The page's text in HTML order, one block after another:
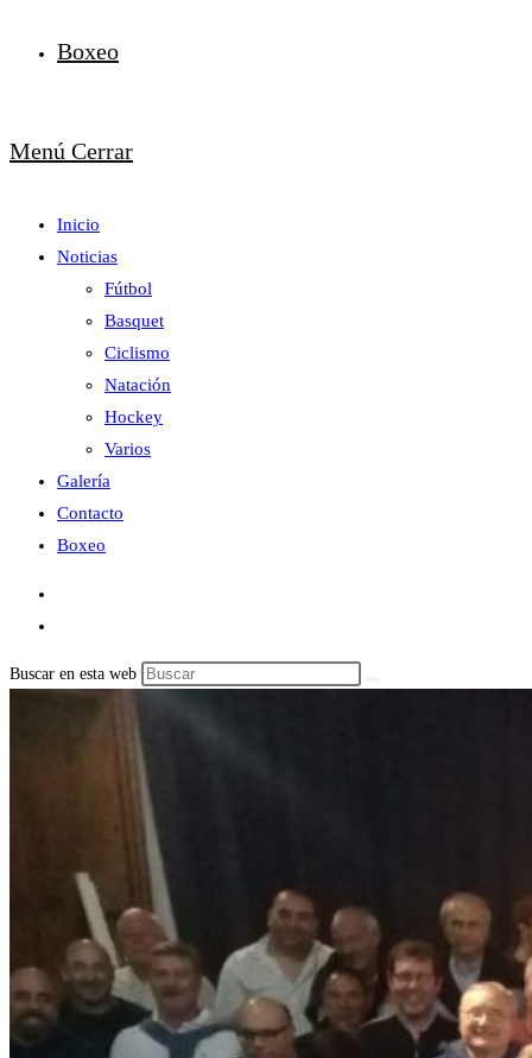
Boxeo
Menú Cerrar
Inicio
Noticias
Fútbol
Basquet
Ciclismo
Natación
Hockey
Varios
Galería
Contacto
Boxeo
Buscar en esta web